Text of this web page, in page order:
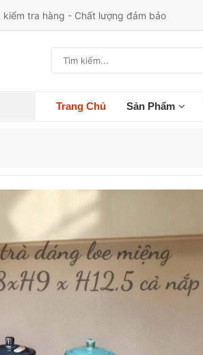
tra hàng - Chất lượng đảm bảo
Trang Chủ Sản Phẩm